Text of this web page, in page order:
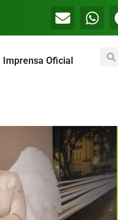
Imprensa Oficial